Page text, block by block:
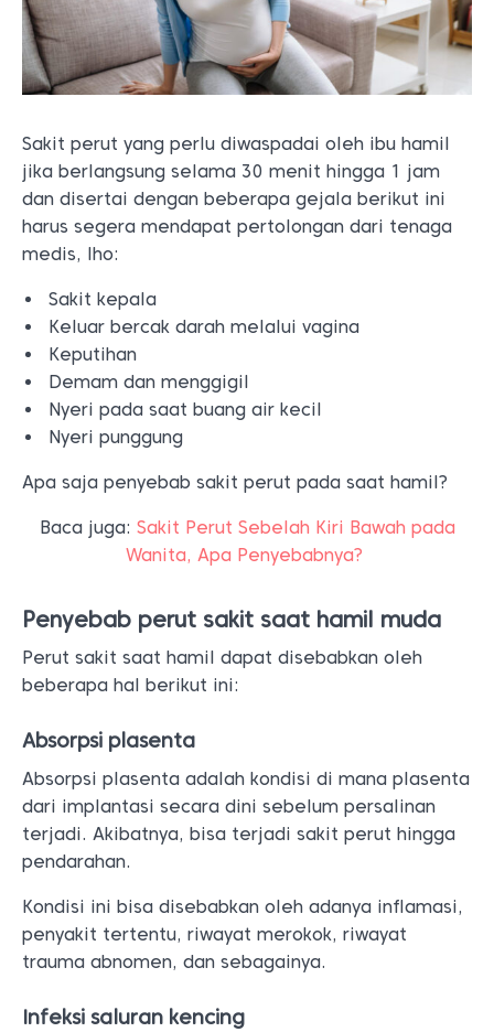
Sakit perut yang perlu diwaspadai oleh ibu hamil
jika berlangsung selama 30 menit hingga 1 jam
dan disertai dengan beberapa gejala berikut ini
harus segera mendapat pertolongan dari tenaga
medis, lho:
Sakit kepala
Keluar bercak darah melalui vagina
Keputihan
Demam dan menggigil
Nyeri pada saat buang air kecil
Nyeri punggung
Apa saja penyebab sakit perut pada saat hamil?
Baca juga: Sakit Perut Sebelah Kiri Bawah pada
Wanita, Apa Penyebabnya?
Penyebab perut sakit saat hamil muda
Perut sakit saat hamil dapat disebabkan oleh
beberapa hal berikut ini:
Absorpsi plasenta
Absorpsi plasenta adalah kondisi di mana plasenta
dari implantasi secara dini sebelum persalinan
terjadi. Akibatnya, bisa terjadi sakit perut hingga
pendarahan.
Kondisi ini bisa disebabkan oleh adanya inflamasi,
penyakit tertentu, riwayat merokok, riwayat
trauma abnomen, dan sebagainya.
Infeksi saluran kencing